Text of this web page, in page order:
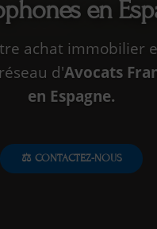
en
achat immobilier
d'Avocats
en Espagne.
⚖️ CONTACTEZ-NOUS